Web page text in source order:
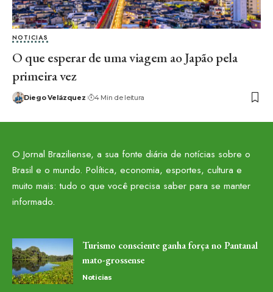
NOTICIAS
O que esperar de uma viagem ao Japão pela
primeira vez
Diego Velázquez 4 Min de leitura
O Jornal Braziliense, a sua fonte diária de notícias sobre o
Brasil e o mundo. Política, economia, esportes, cultura e
muito mais: tudo o que você precisa saber para se manter
informado.
Turismo consciente ganha força no Pantanal
mato-grossense
Noticias